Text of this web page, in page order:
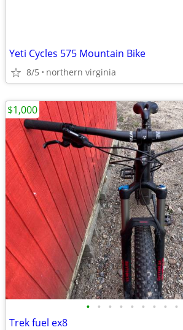
Yeti Cycles 575 Mountain Bike
8/5 northern virginia
• • • • • • • • •
Trek fuel ex8
$1,000